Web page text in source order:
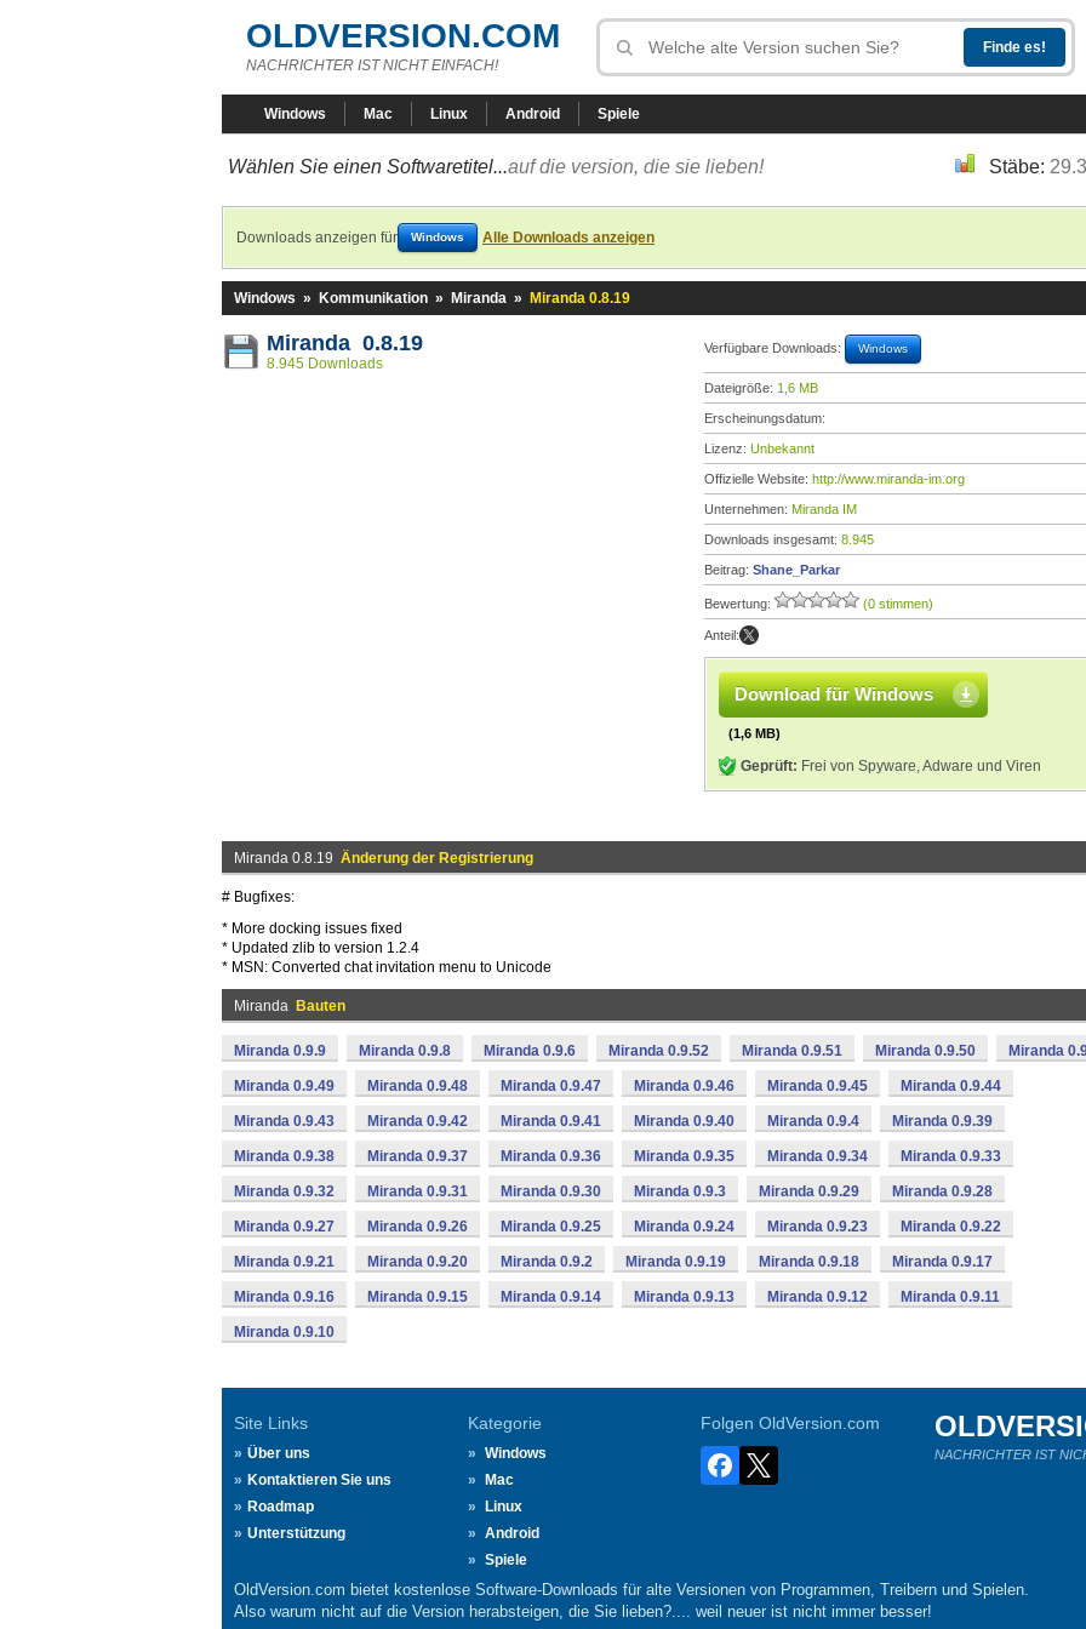
OLDVERSION.COM
NACHRICHTER IST NICHT EINFACH!
Windows Mac Linux Android Spiele
Wählen Sie einen Softwaretitel...auf die version, die sie lieben! Stäbe:
Downloads anzeigen für Windows Alle Downloads anzeigen
Windows » Kommunikation » Miranda » Miranda 0.8.19
Miranda 0.8.19
8.945 Downloads
Verfügbare Downloads: Windows
Dateigröße: 1,6 MB
Erscheinungsdatum:
Lizenz: Unbekannt
Offizielle Website: http://www.miranda-im.org
Unternehmen: Miranda IM
Downloads insgesamt: 8.945
Beitrag: Shane_Parkar
Bewertung: (0 stimmen)
Anteil:
Download für Windows
(1,6 MB)
Geprüft: Frei von Spyware, Adware und Viren
Miranda 0.8.19 Änderung der Registrierung
# Bugfixes:
* More docking issues fixed
* Updated zlib to version 1.2.4
* MSN: Converted chat invitation menu to Unicode
Miranda Bauten
Miranda 0.9.9 Miranda 0.9.8 Miranda 0.9.6 Miranda 0.9.52 Miranda 0.9.51 Miranda 0.9.50 Miranda
Miranda 0.9.49 Miranda 0.9.48 Miranda 0.9.47 Miranda 0.9.46 Miranda 0.9.45 Miranda 0.9.44
Miranda 0.9.43 Miranda 0.9.42 Miranda 0.9.41 Miranda 0.9.40 Miranda 0.9.4 Miranda 0.9.39
Miranda 0.9.38 Miranda 0.9.37 Miranda 0.9.36 Miranda 0.9.35 Miranda 0.9.34 Miranda 0.9.33
Miranda 0.9.32 Miranda 0.9.31 Miranda 0.9.30 Miranda 0.9.3 Miranda 0.9.29 Miranda 0.9.28
Miranda 0.9.27 Miranda 0.9.26 Miranda 0.9.25 Miranda 0.9.24 Miranda 0.9.23 Miranda 0.9.22
Miranda 0.9.21 Miranda 0.9.20 Miranda 0.9.2 Miranda 0.9.19 Miranda 0.9.18 Miranda 0.9.17
Miranda 0.9.16 Miranda 0.9.15 Miranda 0.9.14 Miranda 0.9.13 Miranda 0.9.12 Miranda 0.9.11
Miranda 0.9.10
Site Links
Über uns
Kontaktieren Sie uns
Roadmap
Unterstützung
Kategorie
Windows
Mac
Linux
Android
Spiele
Folgen OldVersion.com
NACHRICHTER IST
OldVersion.com bietet kostenlose Software-Downloads für alte Versionen von Programmen, Treibern und Spielen.
Also warum nicht auf die Version herabsteigen, die Sie lieben?.... weil neuer ist nicht immer besser!